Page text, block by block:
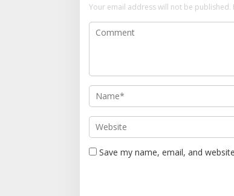
Your email address will not be published.
Save my name, email, and